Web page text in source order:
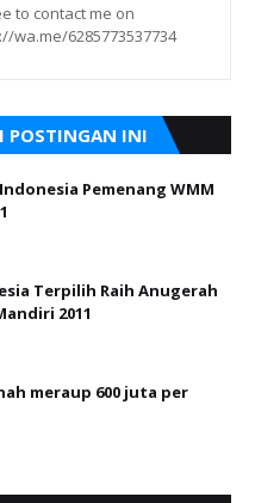
to contact me on
wa.me/6285773537734
POSTINGAN INI
Pemenang WMM
Terpilih Raih Anugerah
2011
meraup 600 juta per